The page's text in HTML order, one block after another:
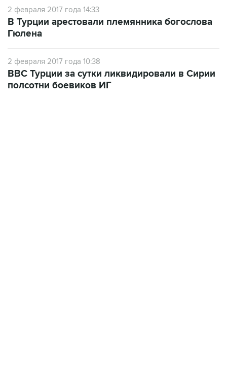
2 февраля 2017 года 14:33
В Турции арестовали племянника богослова
Гюлена
2 февраля 2017 года 10:38
ВВС Турции за сутки ликвидировали в Сирии
полсотни боевиков ИГ